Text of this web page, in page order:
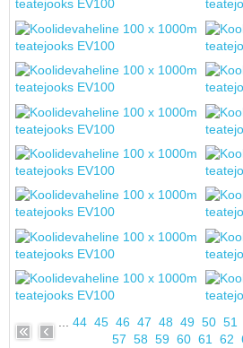
44 45 46 47 48 49 50 51
57 58 59 60 61 62